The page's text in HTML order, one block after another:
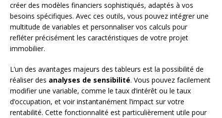
créer des modèles financiers sophistiqués, adaptés à vos
besoins spécifiques. Avec ces outils, vous pouvez intégrer une
multitude de variables et personnaliser vos calculs pour
refléter précisément les caractéristiques de votre projet
immobilier.
L’un des avantages majeurs des tableurs est la possibilité de
réaliser des analyses de sensibilité. Vous pouvez facilement
modifier une variable, comme le taux d’intérêt ou le taux
d’occupation, et voir instantanément l’impact sur votre
rentabilité. Cette fonctionnalité est particulièrement utile pour